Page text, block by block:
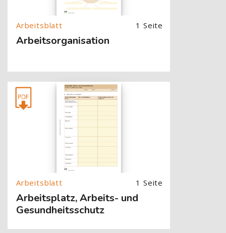
1 Seite
Arbeitsorganisation
[Cocoon] About (Text with Image) überspringen
1 Seite
Arbeitsplatz, Arbeits- und
Gesundheitsschutz